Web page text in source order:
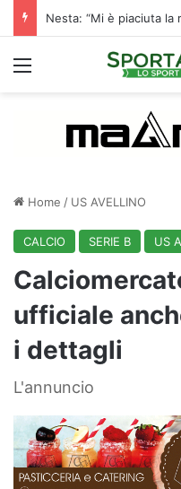
Menu
Home / US AVELLINO
CALCIO SERIE B US
ufficiale
i dettagli
L'annuncio